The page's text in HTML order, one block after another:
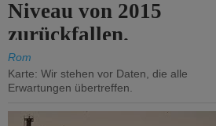
Niveau von 2015
zurückfallen.
Rom
Karte: Wir stehen vor Daten, die alle
Erwartungen übertreffen.